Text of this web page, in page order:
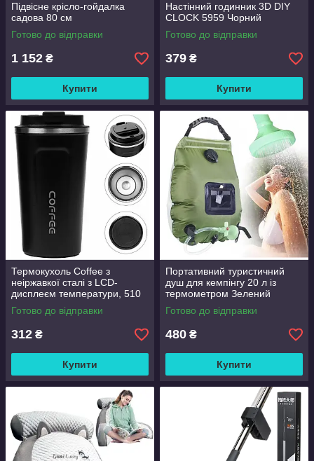
Підвісне крісло-гойдалка
садова 80 см
Готово до відправки
1 152 ₴
Купити
Настінний годинник 3D DIY
CLOCK 5959 Чорний
Готово до відправки
379 ₴
Купити
Термокухоль Coffee з
неіржавкої сталі з LCD-
дисплеєм температури, 510
мл Чорний
Готово до відправки
312 ₴
Купити
Портативний туристичний
душ для кемпінгу 20 л із
термометром Зелений
Готово до відправки
480 ₴
Купити